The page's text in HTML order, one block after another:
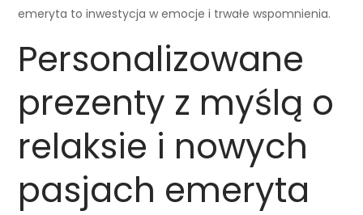
emeryta to inwestycja w emocje i trwałe wspomnienia.
Personalizowane
prezenty z myślą o
relaksie i nowych
pasjach emeryta